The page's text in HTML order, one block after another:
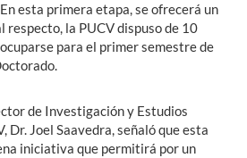
esta primera etapa, se ofrecerá un
respecto, la PUCV dispuso de 10
para el primer semestre de
de Investigación y Estudios
Dr. Joel Saavedra, señaló que esta
iniciativa que permitirá por un